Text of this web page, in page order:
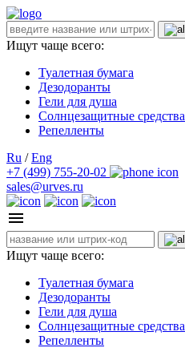
Ищут чаще всего:
Туалетная бумага
Дезодоранты
Гели для душа
Солнцезащитные средства
Репелленты
Ru / Eng
+7 (499) 755-20-02
sales@urves.ru
Ищут чаще всего:
Туалетная бумага
Дезодоранты
Гели для душа
Солнцезащитные средства
Репелленты